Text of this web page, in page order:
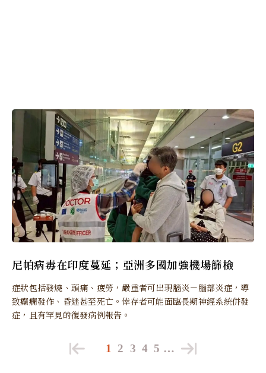
尼帕病毒在印度蔓延；亞洲多國加強機場篩檢
症狀包括發燒、頭痛、疲勞，嚴重者可出現腦炎－腦部炎症，導
致癲癇發作、昏迷甚至死亡。倖存者可能面臨長期神經系統併發
症，且有罕見的復發病例報告。
1 2 3 4 5 …